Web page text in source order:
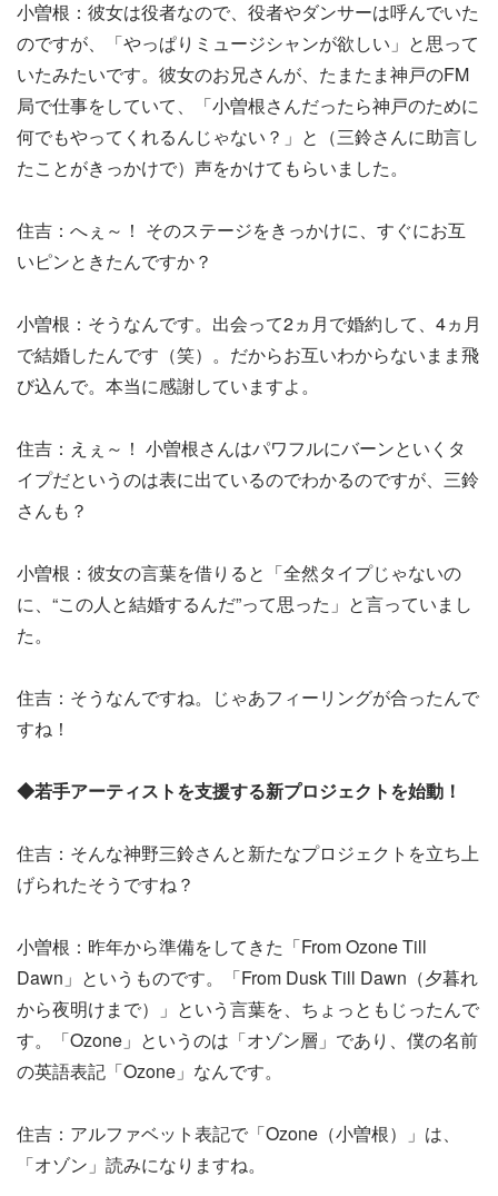
小曽根：彼女は役者なので、役者やダンサーは呼んでいた
のですが、「やっぱりミュージシャンが欲しい」と思って
いたみたいです。彼女のお兄さんが、たまたま神戸のFM
局で仕事をしていて、「小曽根さんだったら神戸のために
何でもやってくれるんじゃない？」と（三鈴さんに助言し
たことがきっかけで）声をかけてもらいました。
住吉：へぇ～！ そのステージをきっかけに、すぐにお互
いピンときたんですか？
小曽根：そうなんです。出会って2ヵ月で婚約して、4ヵ月
で結婚したんです（笑）。だからお互いわからないまま飛
び込んで。本当に感謝していますよ。
住吉：えぇ～！ 小曽根さんはパワフルにバーンといくタ
イプだというのは表に出ているのでわかるのですが、三鈴
さんも？
小曽根：彼女の言葉を借りると「全然タイプじゃないの
に、“この人と結婚するんだ”って思った」と言っていまし
た。
住吉：そうなんですね。じゃあフィーリングが合ったんで
すね！
◆若手アーティストを支援する新プロジェクトを始動！
住吉：そんな神野三鈴さんと新たなプロジェクトを立ち上
げられたそうですね？
小曽根：昨年から準備をしてきた「From Ozone Till
Dawn」というものです。「From Dusk Till Dawn（夕暮れ
から夜明けまで）」という言葉を、ちょっともじったんで
す。「Ozone」というのは「オゾン層」であり、僕の名前
の英語表記「Ozone」なんです。
住吉：アルファベット表記で「Ozone（小曽根）」は、
「オゾン」読みになりますね。